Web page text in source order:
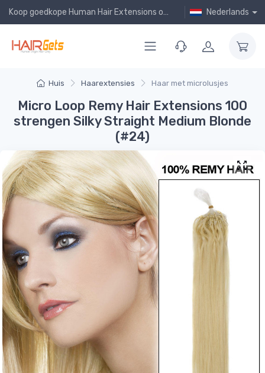
Koop goedkope Human Hair Extensions online! Nederlands
Huis Haarextensies Haar met microlusjes
Micro Loop Remy Hair Extensions 100
strengen Silky Straight Medium Blonde
(#24)